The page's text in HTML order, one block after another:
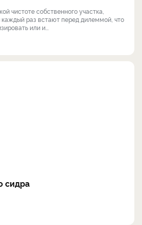
чистоте собственного участка,
раз встают перед дилеммой, что
или и...
сидра